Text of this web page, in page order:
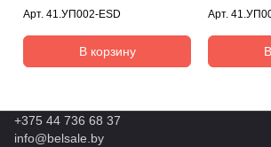
Арт. 41.УП002-ESD
В корзину
Арт.
+375 44 736 68 37
info@belsale.by